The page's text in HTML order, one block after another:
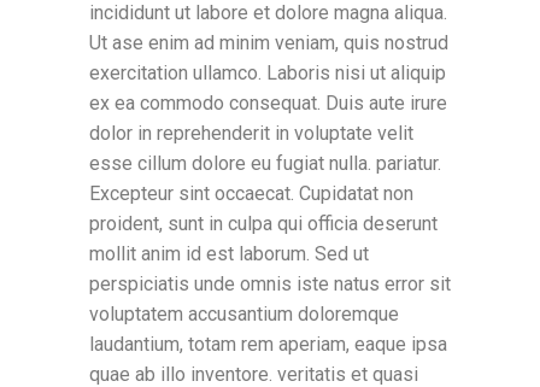
incididunt ut labore et dolore magna aliqua.
Ut ase enim ad minim veniam, quis nostrud
exercitation ullamco. Laboris nisi ut aliquip
ex ea commodo consequat. Duis aute irure
dolor in reprehenderit in voluptate velit
esse cillum dolore eu fugiat nulla. pariatur.
Excepteur sint occaecat. Cupidatat non
proident, sunt in culpa qui officia deserunt
mollit anim id est laborum. Sed ut
perspiciatis unde omnis iste natus error sit
voluptatem accusantium doloremque
laudantium, totam rem aperiam, eaque ipsa
quae ab illo inventore. veritatis et quasi